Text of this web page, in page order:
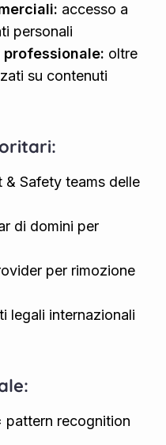
accesso a
personali
professionale: oltre
su contenuti
Safety teams delle
di domini per
per rimozione
legali internazionali
pattern recognition